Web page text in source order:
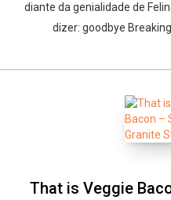
diante da genialidade de
dizer: goodbye
That is Veggie